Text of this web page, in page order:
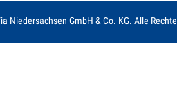
Niedersachsen GmbH & Co. KG. Alle